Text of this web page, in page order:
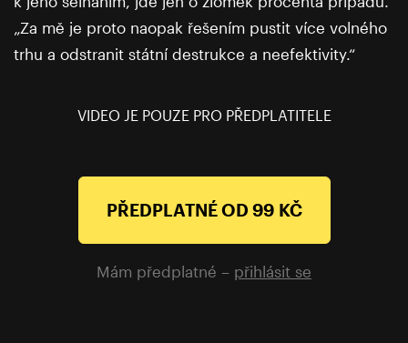
„Za mě je proto naopak řešením pustit více volného
trhu a odstranit státní destrukce a neefektivity.“
VIDEO JE POUZE PRO PŘEDPLATITELE
PŘEDPLATNÉ OD 99 KČ
Mám předplatné – přihlásit se